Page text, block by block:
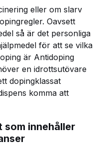
eller om slarv
Oavsett
så är det personliga
för att se vilka
är Antidoping
en idrottsutövare
dopingklassat
komma att
innehåller